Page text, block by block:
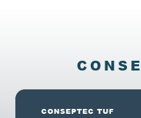
CONSEPTEC TUF